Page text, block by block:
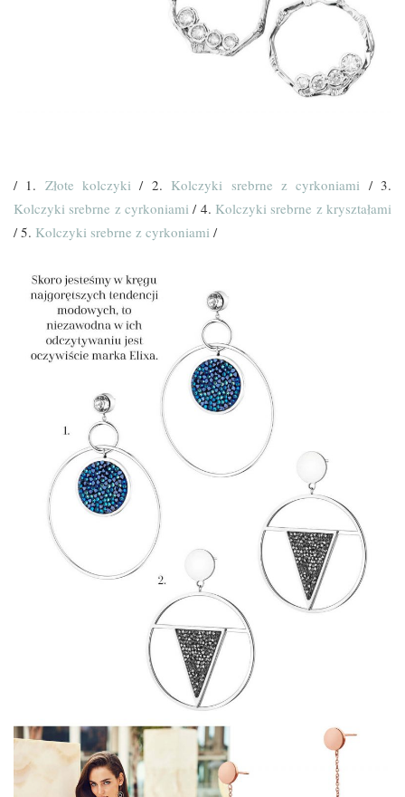
/ 1. Złote kolczyki / 2. Kolczyki srebrne z cyrkoniami / 3.
Kolczyki srebrne z cyrkoniami / 4. Kolczyki srebrne z kryształami
/ 5. Kolczyki srebrne z cyrkoniami /